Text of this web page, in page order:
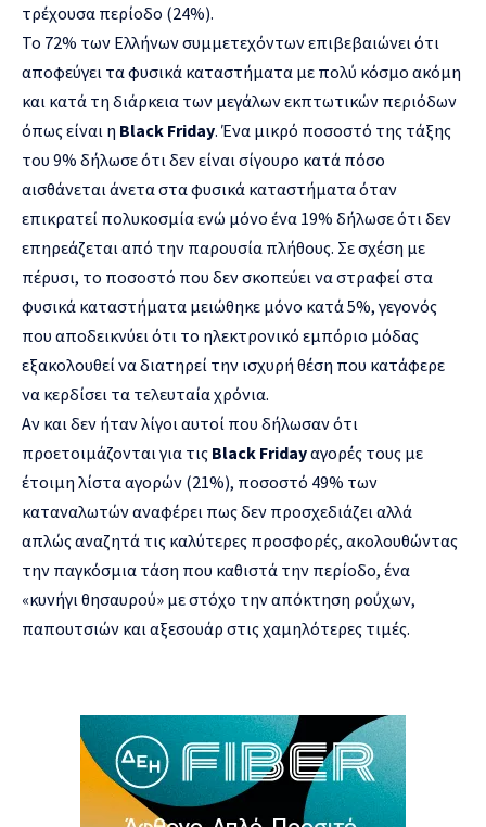
τρέχουσα περίοδο (24%).
Το 72% των Ελλήνων συμμετεχόντων επιβεβαιώνει ότι
αποφεύγει τα φυσικά καταστήματα με πολύ κόσμο ακόμη
και κατά τη διάρκεια των μεγάλων εκπτωτικών περιόδων
όπως είναι η Black Friday. Ένα μικρό ποσοστό της τάξης
του 9% δήλωσε ότι δεν είναι σίγουρο κατά πόσο
αισθάνεται άνετα στα φυσικά καταστήματα όταν
επικρατεί πολυκοσμία ενώ μόνο ένα 19% δήλωσε ότι δεν
επηρεάζεται από την παρουσία πλήθους. Σε σχέση με
πέρυσι, το ποσοστό που δεν σκοπεύει να στραφεί στα
φυσικά καταστήματα μειώθηκε μόνο κατά 5%, γεγονός
που αποδεικνύει ότι το ηλεκτρονικό εμπόριο μόδας
εξακολουθεί να διατηρεί την ισχυρή θέση που κατάφερε
να κερδίσει τα τελευταία χρόνια.
Αν και δεν ήταν λίγοι αυτοί που δήλωσαν ότι
προετοιμάζονται για τις Black Fridayαγορές τους με
έτοιμη λίστα αγορών (21%), ποσοστό 49% των
καταναλωτών αναφέρει πως δεν προσχεδιάζει αλλά
απλώς αναζητά τις καλύτερες προσφορές, ακολουθώντας
την παγκόσμια τάση που καθιστά την περίοδο, ένα
«κυνήγι θησαυρού» με στόχο την απόκτηση ρούχων,
παπουτσιών και αξεσουάρ στις χαμηλότερες τιμές.